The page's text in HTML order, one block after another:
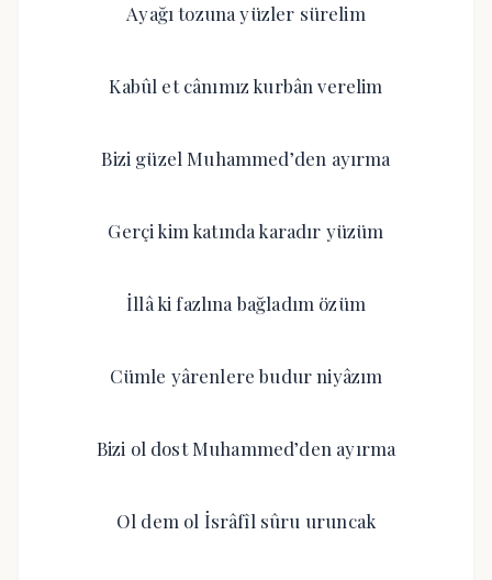
Ayağı tozuna yüzler sürelim
Kabûl et cânımız kurbân verelim
Bizi güzel Muhammed’den ayırma
Gerçi kim katında karadır yüzüm
İllâ ki fazlına bağladım özüm
Cümle yârenlere budur niyâzım
Bizi ol dost Muhammed’den ayırma
Ol dem ol İsrâfîl sûru uruncak